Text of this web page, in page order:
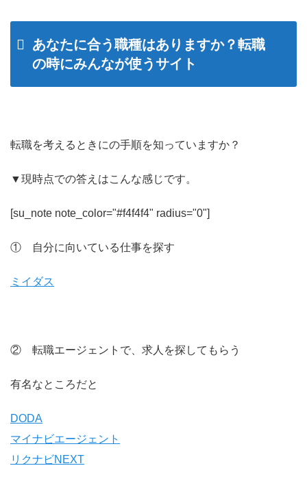
あなたに合う職種はありますか？転職
の時にみんなが使うサイト
転職を考えるときにの手順を知っていますか？
▼現時点での答えはこんな感じです。
[su_note note_color="#f4f4f4" radius="0"]
① 自分に向いている仕事を探す
ミイダス
② 転職エージェントで、求人を探してもらう
有名なところだと
DODA
マイナビエージェント
リクナビNEXT